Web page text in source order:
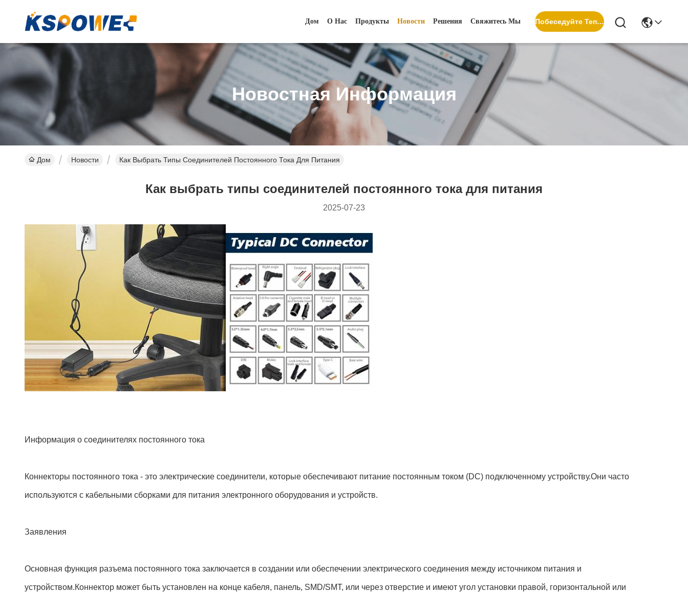
Дом О Нас Продукты Новости Решения Свяжитесь Мы Побеседуйте Теперь
Новостная Информация
Дом Новости Как Выбрать Типы Соединителей Постоянного Тока Для Питания
Как выбрать типы соединителей постоянного тока для питания
2025-07-23
Информация о соединителях постоянного тока
Коннекторы постоянного тока - это электрические соединители, которые обеспечивают питание постоянным током (DC) подключенному устройству.Они часто
используются с кабельными сборками для питания электронного оборудования и устройств.
Заявления
Основная функция разъема постоянного тока заключается в создании или обеспечении электрического соединения между источником питания и
устройством.Коннектор может быть установлен на конце кабеля, панель, SMD/SMT, или через отверстие и имеют угол установки правой, горизонтальной или